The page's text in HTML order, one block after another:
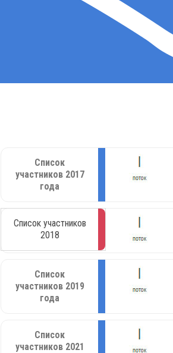
Список
участников 2017
года
Список участников
2018
Список
участников 2019
года
Список
участников 2021